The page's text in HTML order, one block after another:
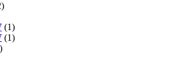
(1)
(1)